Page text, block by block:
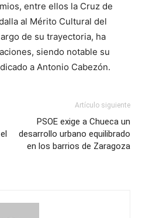
entre ellos la Cruz de
al Mérito Cultural del
de su trayectoria, ha
siendo notable su
a Antonio Cabezón.
Artículo siguiente
PSOE exige a Chueca un
desarrollo urbano equilibrado
en los barrios de Zaragoza